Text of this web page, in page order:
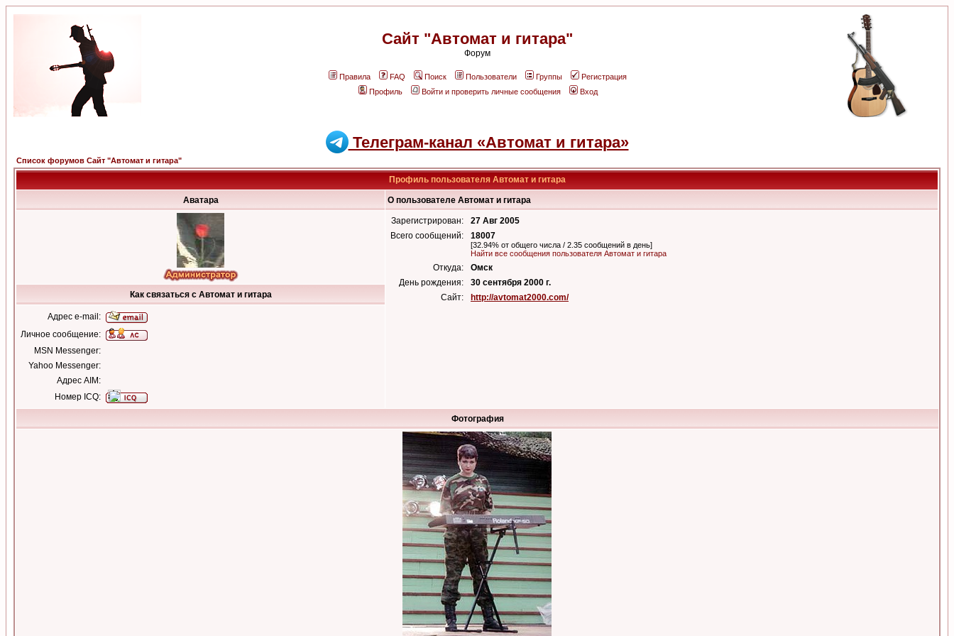
Сайт "Автомат и гитара"
Форум
Правила FAQ Поиск Пользователи Группы
Регистрация
Профиль
Войти и проверить личные сообщения Вход
Телеграм-канал «Автомат и гитара»
Список форумов Сайт "Автомат и гитара"
Профиль пользователя Автомат и гитара
Аватара О пользователе Автомат и гитара
Зарегистрирован:
27 Авг 2005
Всего сообщений:
18007
[32.94% от общего числа / 2.35 сообщений в день]
Найти все сообщения пользователя Автомат и гитара
Откуда:
Омск
День рождения:
30 сентября 2000 г.
Сайт:
http://avtomat2000.com/
Как связаться с Автомат и гитара
Адрес e-mail:
Личное сообщение:
MSN Messenger:
Yahoo Messenger:
Адрес AIM:
Номер ICQ:
Фотография